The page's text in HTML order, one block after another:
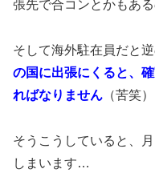
張先で合コンとかもあ
そして海外駐在員だと
の国に出張にくると、
ればなりません （苦笑）
そうこうしていると、
しまいます…